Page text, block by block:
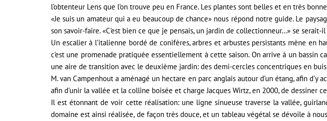
l’obtenteur Lens que l’on trouve peu en France. Les plantes sont belles et en très
«Je suis un amateur qui a eu beaucoup de chance» nous répond notre guide. Le
son savoir-faire. «C’est bien ce que je pensais, un jardin de collectionneur…» se
Un escalier à l’italienne bordé de conifères, arbres et arbustes persistants mène en
c’est une promenade pratiquée essentiellement à cette saison. On arrive à un bassin
une aire de transition avec le deuxième jardin: des demi-cercles concentriques en
M. van Campenhout a aménagé un hectare en parc anglais autour d’un étang, afin
afin d’unir la vallée et la colline boisée et charge Jacques Wirtz, en 2000, de dessiner
Il est étonnant de voir cette réalisation: une ligne sinueuse traverse la vallée,
domaine est ainsi réalisée, de façon très douce, et un tableau végétal se dévoile à